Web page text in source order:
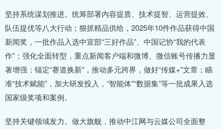
坚持系统谋划推进。统筹部署内容提质、技术提智、运营提效、
队伍提优等八大行动；狠抓精品供给，2025年10件作品获得中国
新闻奖，一批作品入选中宣部“三好作品”、中国记协“我的代表
作”；强化全面转型，重点新闻客户端和微博、微信账号传播力显
著增强；锚定“赛道换新”，推动多元跨界，做好“传媒+”文章；瞄
准“技术赋能”，加大研发投入，“智能体”“数据集”等一批成果入选
国家级奖项和案例。
坚持关键领域发力。做大旗舰，推动中江网与云媒公司全面整